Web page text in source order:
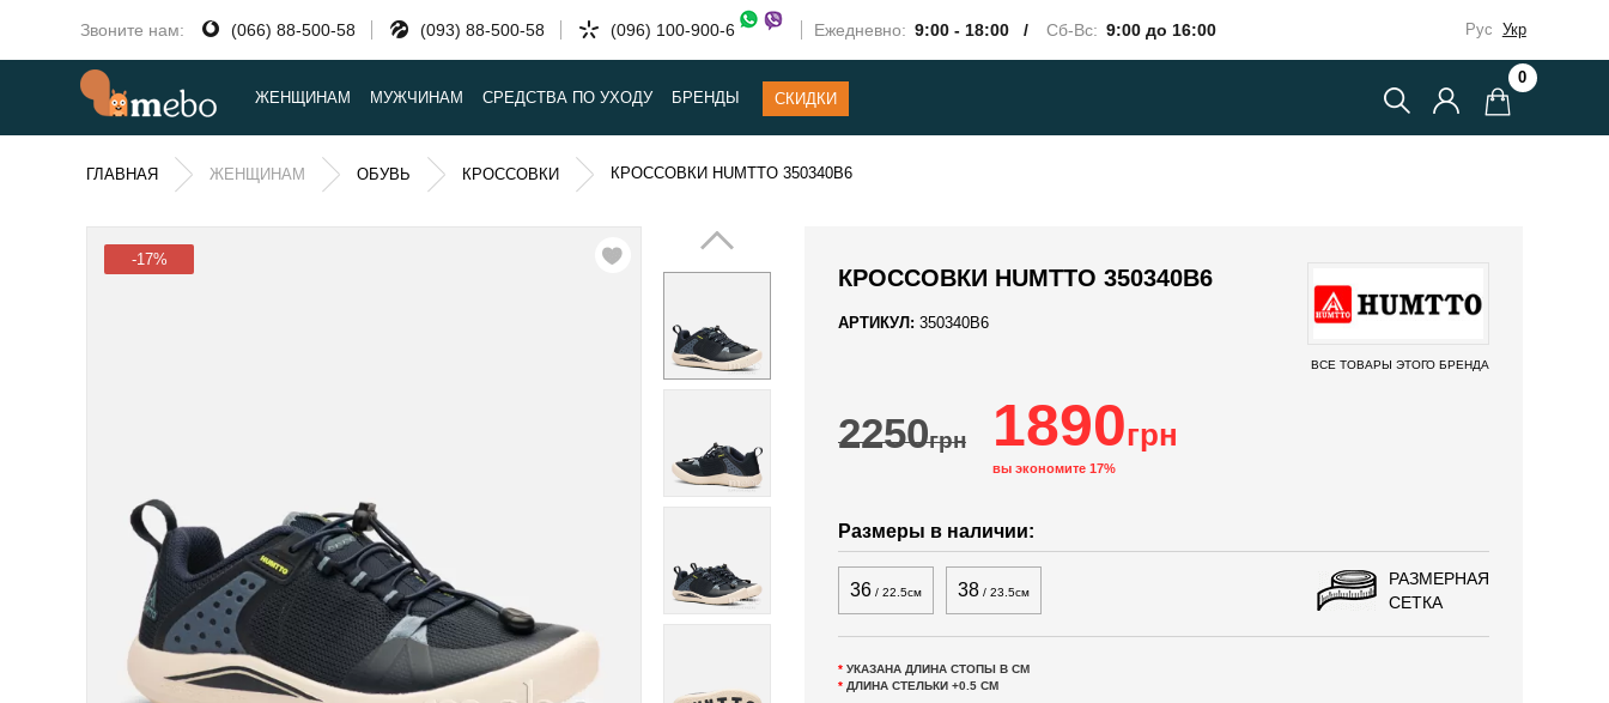
Звоните нам: (066) 88-500-58 (093) 88-500-58 (096) 100-900-6 Ежедневно: 9:00 - 18:00 / Сб-Вс: 9:00 до 16:00 Рус Укр
ЖЕНЩИНАМ МУЖЧИНАМ СРЕДСТВА ПО УХОДУ БРЕНДЫ СКИДКИ
0
ГЛАВНАЯ ЖЕНЩИНАМ ОБУВЬ КРОССОВКИ КРОССОВКИ HUMTTO 350340B6
-17%
КРОССОВКИ HUMTTO 350340B6
АРТИКУЛ: 350340B6
ВСЕ ТОВАРЫ ЭТОГО БРЕНДА
2250грн 1890грн
вы экономите 17%
Размеры в наличии:
36 / 22.5см 38 / 23.5см
РАЗМЕРНАЯ
СЕТКА
* УКАЗАНА ДЛИНА СТОПЫ В СМ
* ДЛИНА СТЕЛЬКИ +0.5 СМ